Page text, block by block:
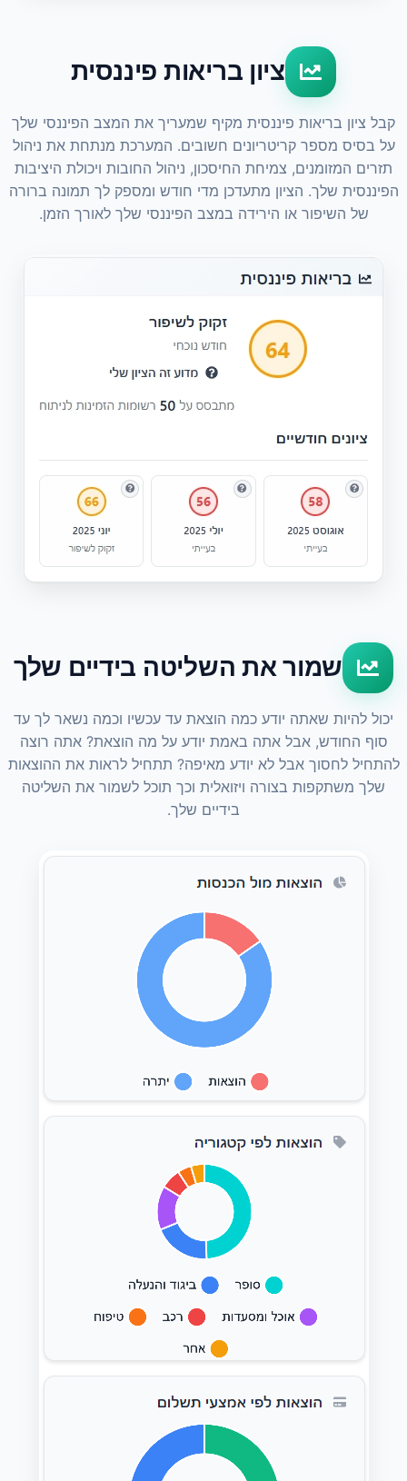
ציון בריאות פיננסית
קבל ציון בריאות פיננסית מקיף שמעריך את המצב הפיננסי שלך
על בסיס מספר קריטריונים חשובים. המערכת מנתחת את ניהול
תזרים המזומנים, צמיחת החיסכון, ניהול החובות ויכולת היציבות
הפיננסית שלך. הציון מתעדכן מדי חודש ומספק לך תמונה ברורה
של השיפור או הירידה במצב הפיננסי שלך לאורך הזמן.
שמור את השליטה בידיים שלך
יכול להיות שאתה יודע כמה הוצאת עד עכשיו וכמה נשאר לך עד
סוף החודש, אבל אתה באמת יודע על מה הוצאת? אתה רוצה
להתחיל לחסוך אבל לא יודע מאיפה? תתחיל לראות את ההוצאות
שלך משתקפות בצורה ויזואלית וכך תוכל לשמור את השליטה
בידיים שלך.